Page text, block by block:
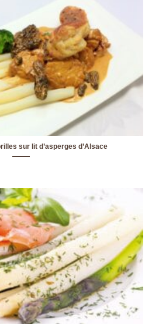
sur lit d’asperges d’Alsace